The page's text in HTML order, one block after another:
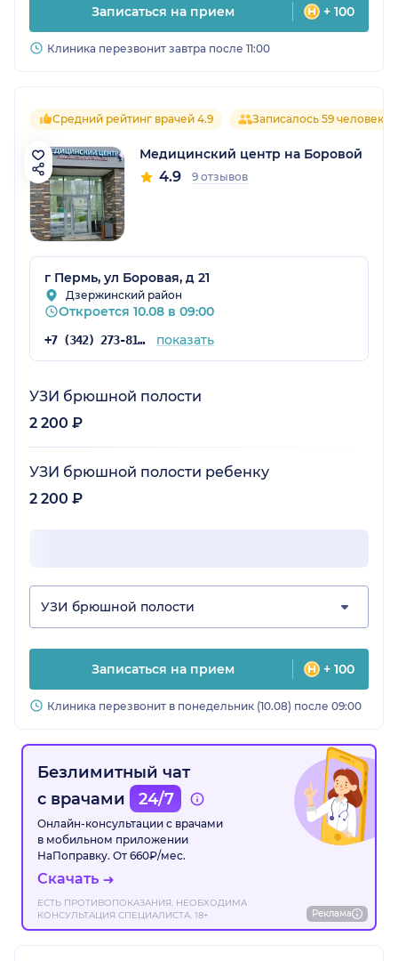
Записаться на прием + 100
Клиника перезвонит завтра после 11:00
Средний рейтинг врачей 4.9 Записалось 59 человек
Медицинский центр на Боровой
4.9 9 отзывов
г Пермь, ул Боровая, д 21
Дзержинский район
Откроется 10.08 в 09:00
+7 (342) 273-81-50 показать
УЗИ брюшной полости
2 200 ₽
УЗИ брюшной полости ребенку
2 200 ₽
УЗИ брюшной полости
Записаться на прием + 100
Клиника перезвонит в понедельник (10.08) после 09:00
Безлимитный чат
с врачами
24/7
Онлайн-консультации с врачами
в мобильном приложении
НаПоправку. От 660₽/мес.
Скачать
ЕСТЬ ПРОТИВОПОКАЗАНИЯ. НЕОБХОДИМА
КОНСУЛЬТАЦИЯ СПЕЦИАЛИСТА. 18+
Реклама